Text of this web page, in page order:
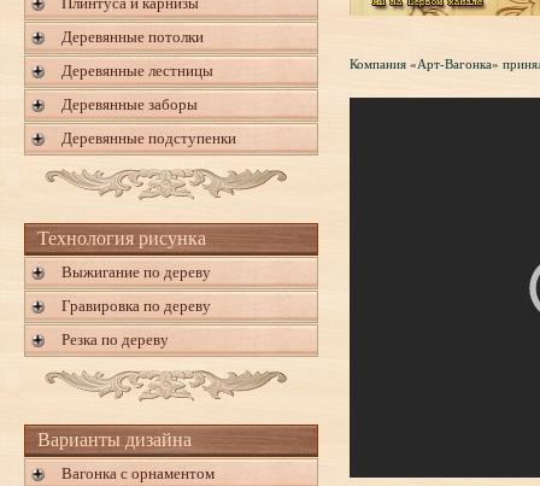
Деревянные потолки
Деревянные лестницы
Деревянные заборы
Деревянные подступенки
Технология рисунка
Выжигание по дереву
Гравировка по дереву
Резка по дереву
Варианты дизайна
Вагонка с орнаментом
Компания «Арт-Вагонка»